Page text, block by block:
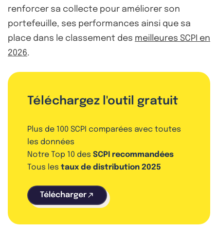
renforcer sa collecte pour améliorer son
portefeuille, ses performances ainsi que sa
place dans le classement des meilleures SCPI en
2026.
Téléchargez l'outil gratuit
Plus de 100 SCPI comparées avec toutes
les données
Notre Top 10 des SCPI recommandées
Tous les taux de distribution 2025
Télécharger